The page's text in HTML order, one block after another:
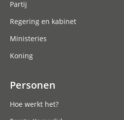
Partij
Regering en kabinet
Ministeries
Koning
Personen
Hoe werkt het?